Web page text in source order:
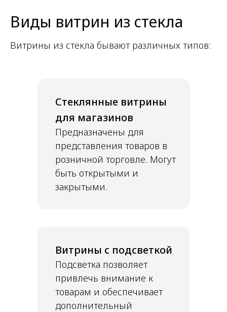
Виды витрин из стекла
Витрины из стекла бывают различных типов:
Стеклянные витрины
для магазинов
Предназначены для
представления товаров в
розничной торговле. Могут
быть открытыми и
закрытыми.
Витрины с подсветкой
Подсветка позволяет
привлечь внимание к
товарам и обеспечивает
дополнительный